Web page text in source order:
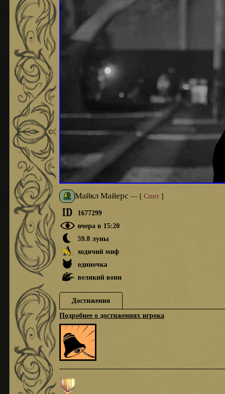
Майкл Майерс — [ Спит]
1677299
вчера в 15:20
59.8 луны
ходячий миф
одиночка
великий воин
Достижения
Подробнее о достижениях игрока